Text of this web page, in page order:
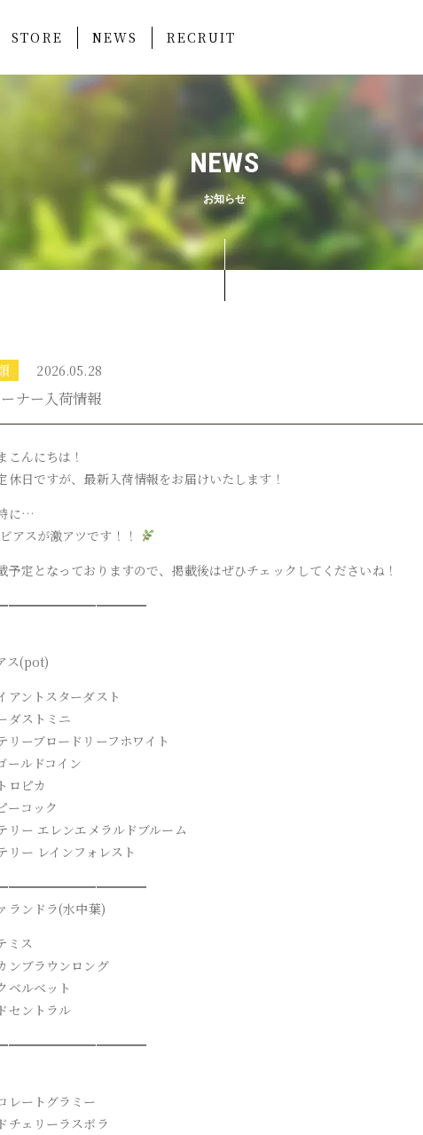
STORE NEWS RECRUIT
NEWS
お知らせ
2026.05.28
ナー入荷情報
こんにちは！
休日ですが、最新入荷情報をお届けいたします！
に…
アスが激アツです！！
予定となっておりますので、掲載後はぜひチェックしてくださいね！
ス(pot)
アントスターダスト
ダストミニ
リーブロードリーフホワイト
ールドコイン
ロピカ
ーコック
リー エレンエメラルドブルーム
リー レインフォレスト
ランドラ(水中葉)
ミス
ンブラウンロング
ベルベット
セントラル
レートグラミー
チェリーラスボラ